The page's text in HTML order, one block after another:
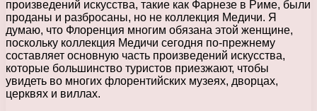
произведений искусства, такие как Фарнезе в Риме, были
проданы и разбросаны, но не коллекция Медичи. Я
думаю, что Флоренция многим обязана этой женщине,
поскольку коллекция Медичи сегодня по-прежнему
составляет основную часть произведений искусства,
которые большинство туристов приезжают, чтобы
увидеть во многих флорентийских музеях, дворцах,
церквях и виллах.